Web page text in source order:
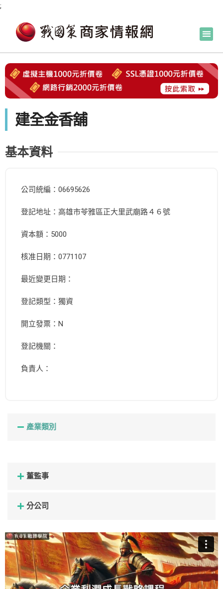
;
建全金香舖
基本資料
公司統編：06695626
登記地址：高雄市苓雅區正大里武廟路４６號
資本額：5000
核准日期：0771107
最近變更日期：
登記類型：獨資
開立發票：N
登記機關：
負責人：
產業類別
董監事
分公司